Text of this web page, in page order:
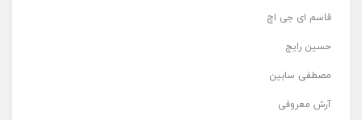
قاسم ای جی اچ
حسین رایج
مصطفی سابین
آرش معروفی